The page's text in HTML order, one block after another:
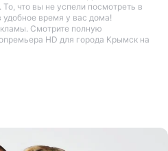
То, что вы не успели посмотреть в
удобное время у вас дома!
Смотрите полную
HD для города Крымск на